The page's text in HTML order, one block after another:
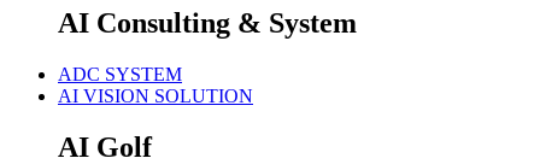
AI Consulting & System
ADC SYSTEM
AI VISION SOLUTION
AI Golf